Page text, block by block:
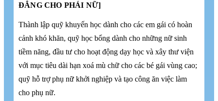
ĐẲNG CHO PHÁI NỮ]
Thành lập quỹ khuyến học dành cho các em gái có hoàn
cảnh khó khăn, quỹ học bổng dành cho những nữ sinh
tiềm năng, đầu tư cho hoạt động dạy học và xây thư viện
với mục tiêu dài hạn xoá mù chữ cho các bé gái vùng cao;
quỹ hỗ trợ phụ nữ khởi nghiệp và tạo công ăn việc làm
cho phụ nữ.